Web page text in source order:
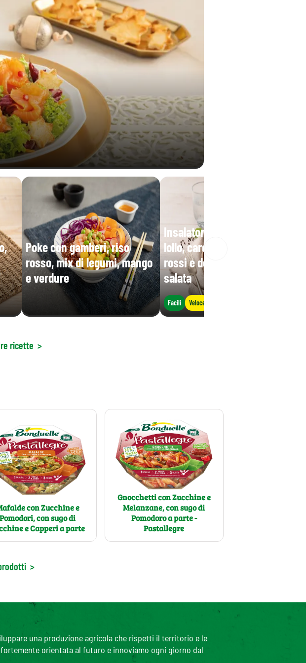
Poke con gamberi, riso
rosso, mix di legumi, mango
e verdure
Insalatona base iceberg e
lollo, carote, mais, fagioli
rossi e decorata con ricotta
salata
Facili Veloce
ricette >
con Zucchine e
Pomodori, con sugo di
e Capperi a parte
Gnocchetti con Zucchine e
Melanzane, con sugo di
Pomodoro a parte -
Pastallegre
>
una produzione agricola che rispetti il territorio e le
orientata al futuro e innoviamo ogni giorno dal